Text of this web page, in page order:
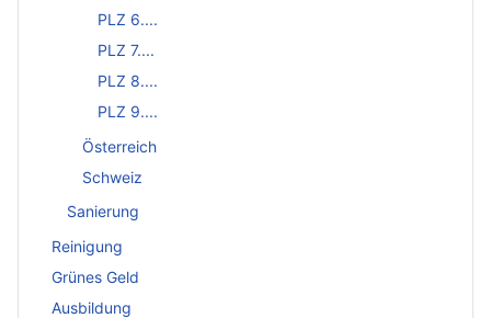
PLZ 6....
PLZ 7....
PLZ 8....
PLZ 9....
Österreich
Schweiz
Sanierung
Reinigung
Grünes Geld
Ausbildung